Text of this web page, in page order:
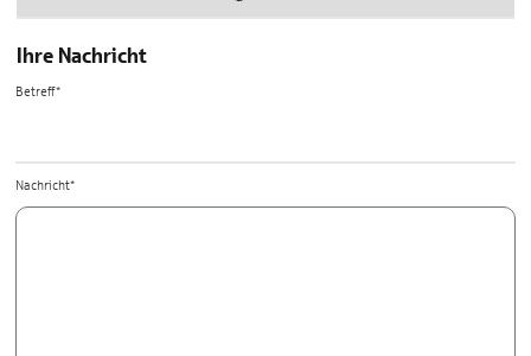
Ihre Nachricht
Betreff*
Nachricht*